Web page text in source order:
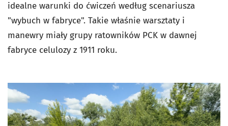
idealne warunki do ćwiczeń według scenariusza
"wybuch w fabryce". Takie właśnie warsztaty i
manewry miały grupy ratowników PCK w dawnej
fabryce celulozy z 1911 roku.